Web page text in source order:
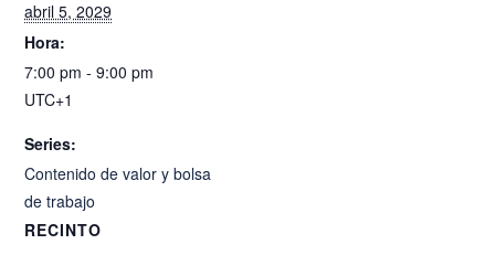
abril 5, 2029
Hora:
7:00 pm - 9:00 pm
UTC+1
Series:
Contenido de valor y bolsa
de trabajo
RECINTO